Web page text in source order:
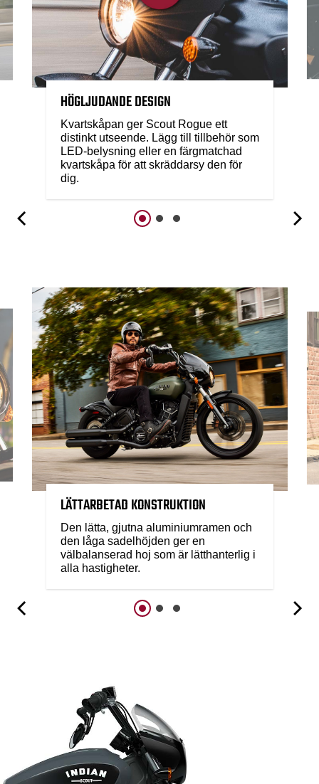
HÖGLJUDANDE DESIGN
Kvartskåpan ger Scout Rogue ett
distinkt utseende. Lägg till tillbehör som
LED-belysning eller en färgmatchad
kvartskåpa för att skräddarsy den för
dig.
LÄTTARBETAD KONSTRUKTION
Den lätta, gjutna aluminiumramen och
den låga sadelhöjden ger en
välbalanserad hoj som är lätthanterlig i
alla hastigheter.